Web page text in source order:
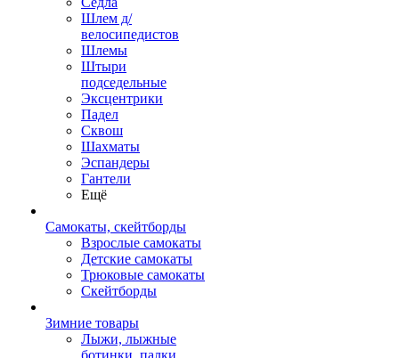
Шлем д/
велосипедистов
Шлемы
Штыри
подседельные
Эксцентрики
Падел
Сквош
Шахматы
Эспандеры
Гантели
Ещё
Самокаты, скейтборды
Взрослые самокаты
Детские самокаты
Трюковые самокаты
Скейтборды
Зимние товары
Лыжи, лыжные
ботинки, палки